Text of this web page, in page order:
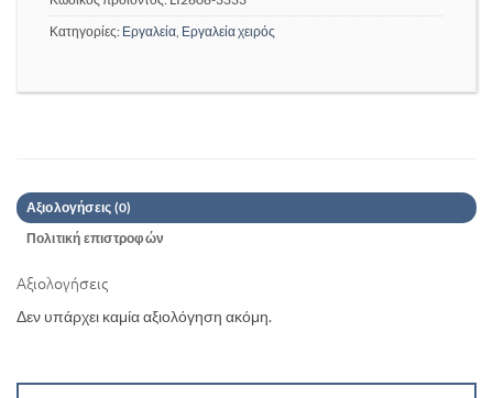
Κατηγορίες: Εργαλεία Εργαλεία χειρός
Αξιολογήσεις (0)
Πολιτική επιστροφών
Αξιολογήσεις
Δεν υπάρχει καμία αξιολόγηση ακόμη.